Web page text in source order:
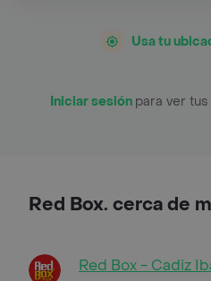
Usa tu
Iniciar sesión para ver
Red Box. cerca de
Red Box - Cadiz